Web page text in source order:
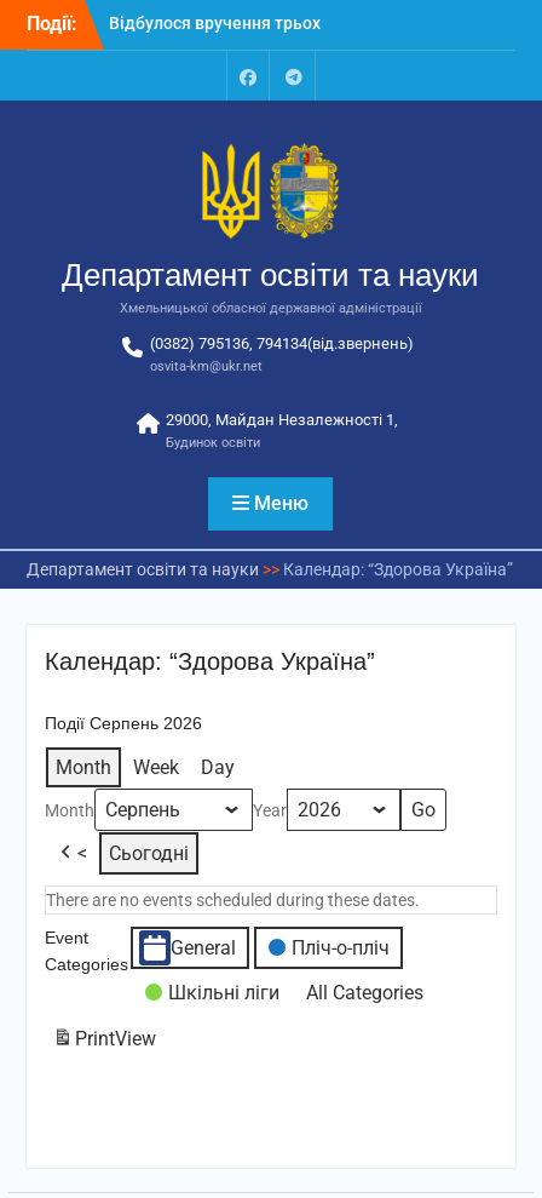
Перейти
Події:
Відбулося вручення трьох
автобусів для потреб
Відбулося засідання
освіти та науки обласної
державної адміністрації
Відбулась обласна
національно-патріотичне
виховання
FacebookTalegram
Департамент освіти та науки
Хмельницької обласної державної адміністрації
(0382) 795136, 794134(від.звернень)
osvita-km@ukr.net
29000, Майдан Незалежності 1,
Будинок освіти
Меню
Департамент освіти та науки >> Календар: “Здорова Україна”
Календар: “Здорова Україна”
Події Серпень 2026
Month Week Day
Month Year
< Сьогодні
There are no events scheduled during these dates.
Event
Categories
General
Пліч-о-пліч
Шкільні ліги
All Categories
PrintView